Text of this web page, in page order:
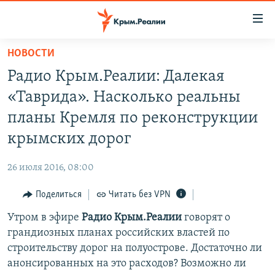
Вернуться
основному
содержанию
Вернутся
главной
Вернутся
поиску
СПЕЦПРОЕКТЫ
ИНФОГРАФИКА
ТЕЛЕПРОЕКТ КРЫМ.РЕАЛИИ
СОВЕТЫ ПРАВОЗАЩИТНИКОВ
ПРОПАВШИЕ БЕЗ ВЕСТИ
РАДІО СВОБОДА
КАК ОБОЙТИ БЛОКИРОВКУ
Українською
Qırımtatar
НОВОСТИ
Радио Крым.Реалии: Далекая
«Таврида». Насколько реальны
планы Кремля по реконструкции
крымских дорог
26 июля 2016, 08:00
Поделиться Читать без VPN
Утром в эфире Радио Крым.Реалии говорят о
грандиозных планах российских властей по
строительству дорог на полуострове. Достаточно ли
анонсированных на это расходов? Возможно ли